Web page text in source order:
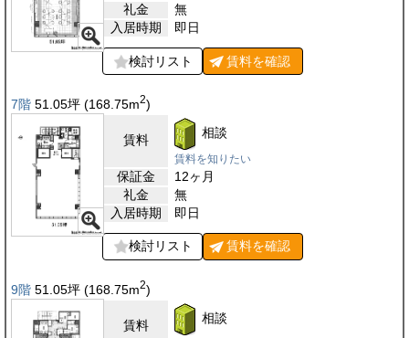
礼金
無
入居時期
即日
検討リスト 賃料を確認
7階 51.05坪 (168.75m2)
賃料 相談
賃料を知りたい
保証金
12ヶ月
礼金
無
入居時期
即日
検討リスト 賃料を確認
9階 51.05坪 (168.75m2)
賃料 相談